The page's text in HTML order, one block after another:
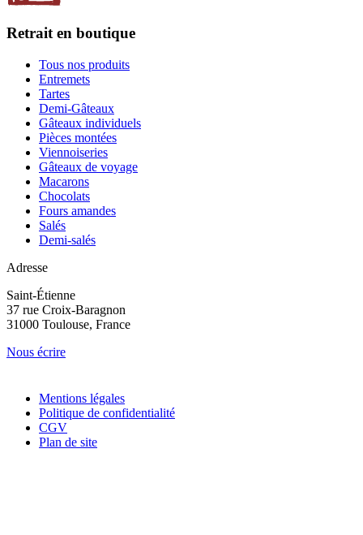
Retrait en boutique
Tous nos produits
Entremets
Tartes
Demi-Gâteaux
Gâteaux individuels
Pièces montées
Viennoiseries
Gâteaux de voyage
Macarons
Chocolats
Fours amandes
Salés
Demi-salés
Adresse
Saint-Étienne
37 rue Croix-Baragnon
31000 Toulouse, France
Nous écrire
Mentions légales
Politique de confidentialité
CGV
Plan de site